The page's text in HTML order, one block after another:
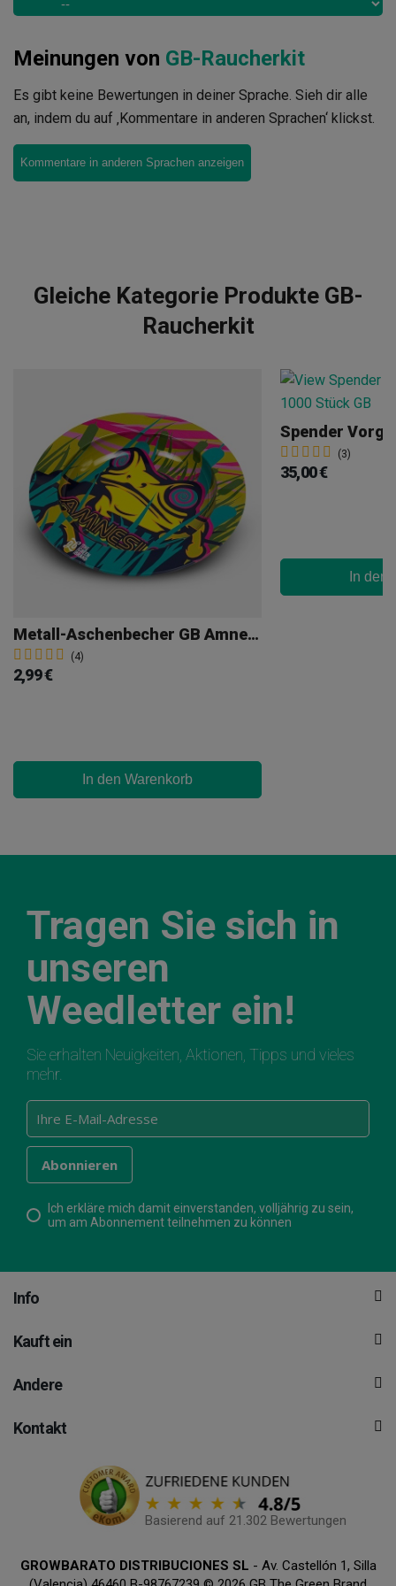
Meinungen von GB-Raucherkit
Es gibt keine Bewertungen in deiner Sprache. Sieh dir alle
an, indem du auf ‚Kommentare in anderen Sprachen‘ klickst.
Kommentare in anderen Sprachen anzeigen
Gleiche Kategorie Produkte GB-
Raucherkit
Metall-Aschenbecher GB Amnesia
(4)
2,99 €
In den Warenkorb
(3)
35,00 €
In den
Tragen Sie sich in
unseren
Weedletter ein!
Sie erhalten Neuigkeiten, Aktionen, Tipps und vieles
mehr.
Ich erkläre mich damit einverstanden, volljährig zu sein,
um am Abonnement teilnehmen zu können
Info
Kauft ein
Andere
Kontakt
Basierend auf 21.302 Bewertungen
GROWBARATO DISTRIBUCIONES SL - Av. Castellón 1, Silla